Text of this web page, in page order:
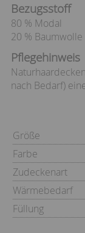
Bezugsstoff
80 % Modal
20 % Baumwolle
Pflegehinweis
nach Bedarf)
Größe
Farbe
Zudeckenart
Wärmebedarf
Füllung